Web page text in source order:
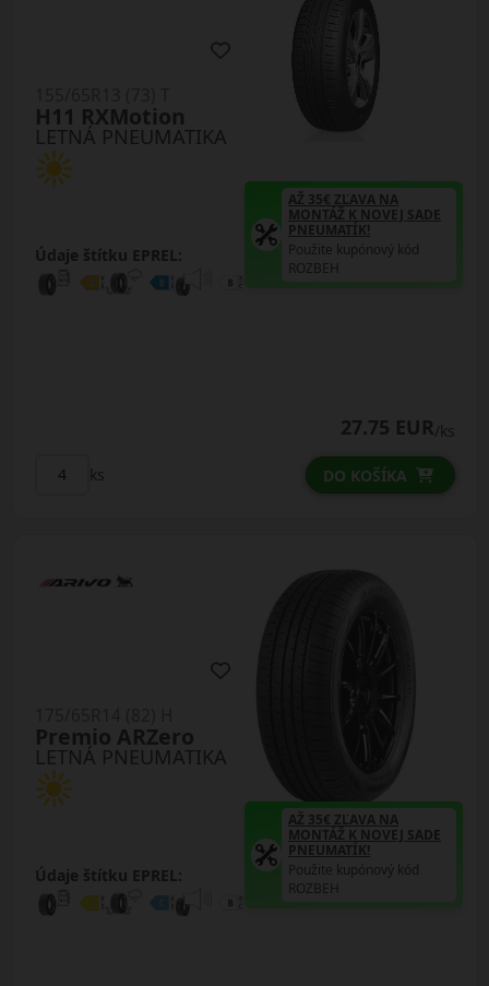
LETNÁ PNEUMATIKA
H11 RXMotion
Údaje štítku EPREL:
AŽ 35€ ZĽAVA NA
MONTÁŽ K NOVEJ SADE
PNEUMATÍK!
Použite kupónový kód
ROZBEH
27.75 EUR/ks
ks DO KOŠÍKA
LETNÁ PNEUMATIKA
Premio ARZero
Údaje štítku EPREL:
AŽ 35€ ZĽAVA NA
MONTÁŽ K NOVEJ SADE
PNEUMATÍK!
Použite kupónový kód
ROZBEH